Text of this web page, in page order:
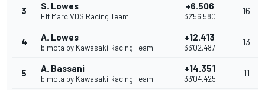
3 S. Lowes
Elf Marc VDS Racing Team
+6.506
32'56.580
16
4 A. Lowes
bimota by Kawasaki Racing Team
+12.413
33'02.487
13
5 A. Bassani
bimota by Kawasaki Racing Team
+14.351
33'04.425
11